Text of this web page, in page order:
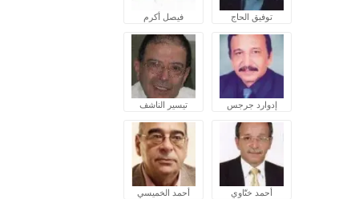
توفيق الحاج فيصل أكرم
إدوارد جرجس تيسير الناشف
أحمد ختّاوي أحمد الخميسي